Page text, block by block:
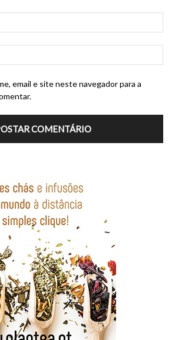
email e site neste navegador para a